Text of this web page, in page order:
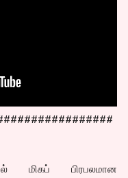
மிகப் பிரபலமான